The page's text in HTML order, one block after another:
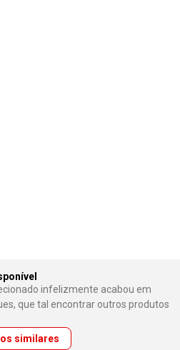
infelizmente acabou em
que tal encontrar outros produtos
similares